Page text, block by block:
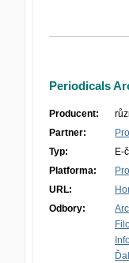
Periodicals
Producent:
Partner:
Typ:
E-
Platforma:
URL:
Odbory: